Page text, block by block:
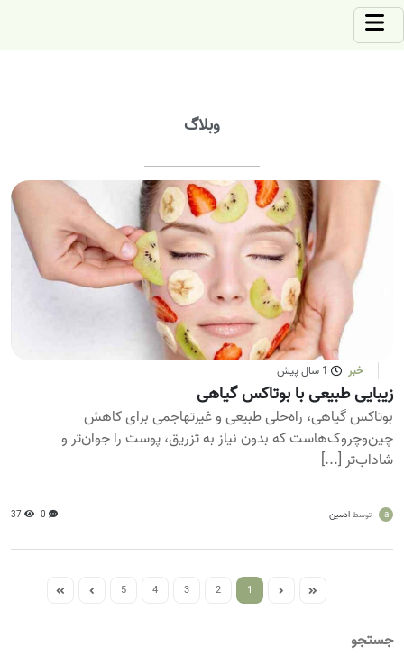
وبلاگ
خبر 1 سال پیش
زیبایی طبیعی با بوتاکس گیاهی
بوتاکس گیاهی، راه‌حلی طبیعی و غیرتهاجمی برای کاهش
چین‌وچروک‌هاست که بدون نیاز به تزریق، پوست را جوان‌تر و
شاداب‌تر [...]
a توسط ادمین 0
37
1
2
3
4
5
جستجو